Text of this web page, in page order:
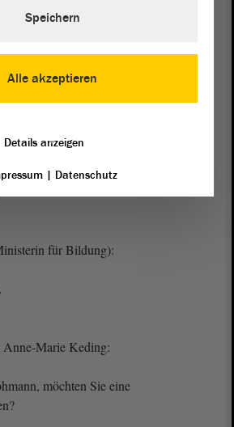
war noch nicht fertig, aber es
Anne-Marie Keding:
für Bildung):
Marie Keding:
möchten Sie eine
Alle akzeptieren
Speichern
Details anzeigen
| Datenschutz